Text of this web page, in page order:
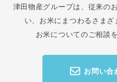
津田物産グループは、従来の
い、 お米にまつわるさまざ
お米についてのご相談
お問い合